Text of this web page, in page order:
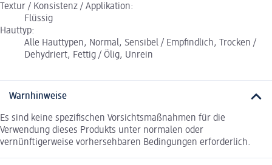
Textur / Konsistenz / Applikation:
Flüssig
Hauttyp:
Alle Hauttypen, Normal, Sensibel / Empfindlich, Trocken /
Dehydriert, Fettig / Ölig, Unrein
Warnhinweise
Es sind keine spezifischen Vorsichtsmaßnahmen für die
Verwendung dieses Produkts unter normalen oder
vernünftigerweise vorhersehbaren Bedingungen erforderlich.